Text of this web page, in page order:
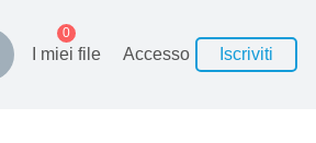
I miei file
0
Accesso Iscriviti